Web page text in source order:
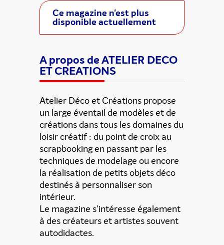
Ce magazine n'est plus
disponible actuellement
A propos de ATELIER DECO
ET CREATIONS
Atelier Déco et Créations propose
un large éventail de modèles et de
créations dans tous les domaines du
loisir créatif : du point de croix au
scrapbooking en passant par les
techniques de modelage ou encore
la réalisation de petits objets déco
destinés à personnaliser son
intérieur.
Le magazine s'intéresse également
à des créateurs et artistes souvent
autodidactes.